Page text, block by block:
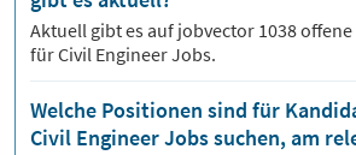
Aktuell gibt es auf jobvector 1038
fürCivil Engineer Jobs.
Welche Positionen sind für
Civil Engineer Jobs suchen, am